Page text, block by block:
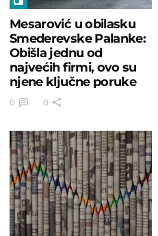
Mesarović u obilasku
Smederevske Palanke:
Obišla jednu od
najvećih firmi, ovo su
njene ključne poruke
0 0